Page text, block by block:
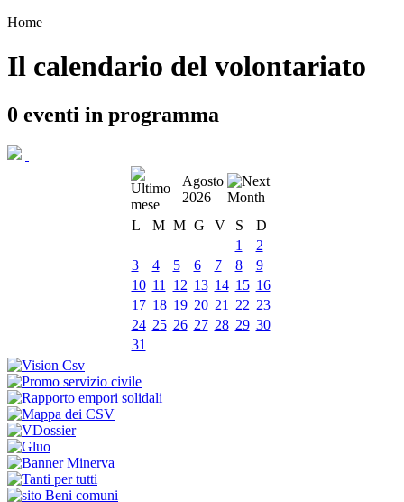
Home
Il calendario del volontariato
0 eventi in programma
Agosto
2026
L
M M G V S
D
1
2
3
4 5 6 7 8
9
10 11 12 13 14 15 16
17 18 19 20 21 22 23
24 25 26 27 28 29 30
31